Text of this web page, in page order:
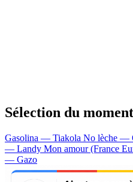
Sélection du moment
Gasolina — Tiakola No lèche —
— Landy Mon amour (France
— Gazo